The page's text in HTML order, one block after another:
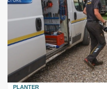
PLANTER